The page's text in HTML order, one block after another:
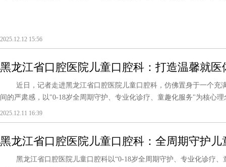
2025.12.12 15:56
黑龙江省口腔医院儿童口腔科：打造温馨就
近日，记者走进黑龙江省口腔医院儿童口腔科，仿佛置身于一个充
间的严肃感，以"0-18岁全周期守护、专业化诊疗、童趣化服务"为核心
2025.12.11 16:39
黑龙江省口腔医院儿童口腔科：全周期守护儿
黑龙江省口腔医院儿童口腔科以“0-18岁全周期守护、专业化诊疗、